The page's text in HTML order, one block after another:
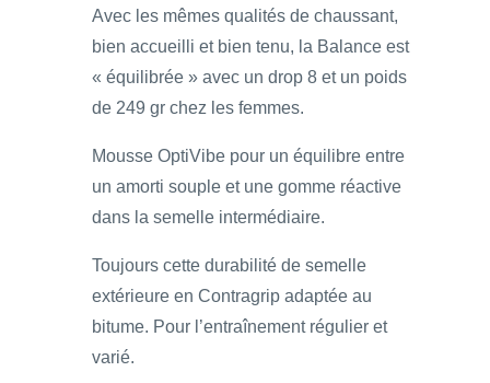
Avec les mêmes qualités de chaussant,
bien accueilli et bien tenu, la Balance est
« équilibrée » avec un drop 8 et un poids
de 249 gr chez les femmes.
Mousse OptiVibe pour un équilibre entre
un amorti souple et une gomme réactive
dans la semelle intermédiaire.
Toujours cette durabilité de semelle
extérieure en Contragrip adaptée au
bitume. Pour l’entraînement régulier et
varié.